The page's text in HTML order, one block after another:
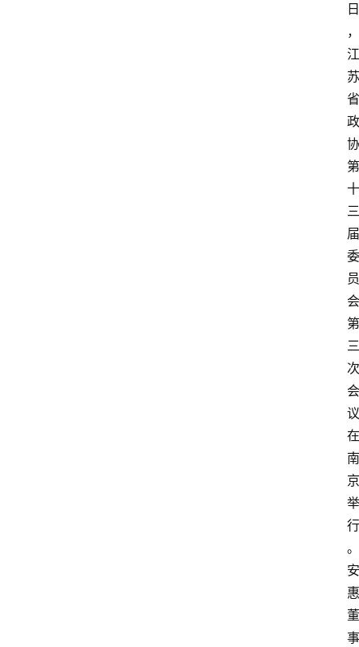
日
，
江
苏
省
政
协
第
十
三
届
委
员
会
第
三
次
会
议
在
南
京
举
行
。
安
惠
董
事